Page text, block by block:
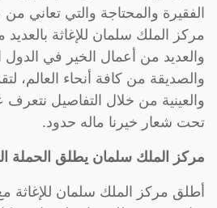
الفقيرة والمحتاجة والتي تعاني
مركز الملك سلمان للإغاثة
والعديد من أعمال الخير في الدول
والصديقة من كافة أنحاء العالم،
والعينية من خلال التفاصيل نتعرف
تحت شعار خيرنا ماله حدود.
مركز الملك سلمان يطلق الحملة
أطلق مركز الملك سلمان للإغاثة